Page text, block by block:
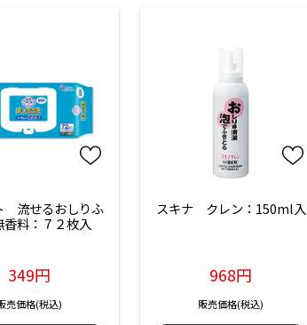
　流せるおしりふ
香料：７２枚入
349円
売価格(税込)
スキナ　クレン：150ml入
968円
販売価格(税込)